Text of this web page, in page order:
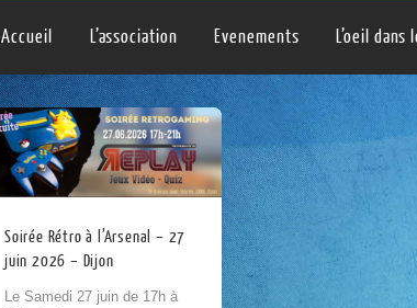
Accueil L’association Evenements L’oeil
Soirée Rétro à l’Arsenal – 27
juin 2026 – Dijon
Le Samedi 27 juin de 17h à